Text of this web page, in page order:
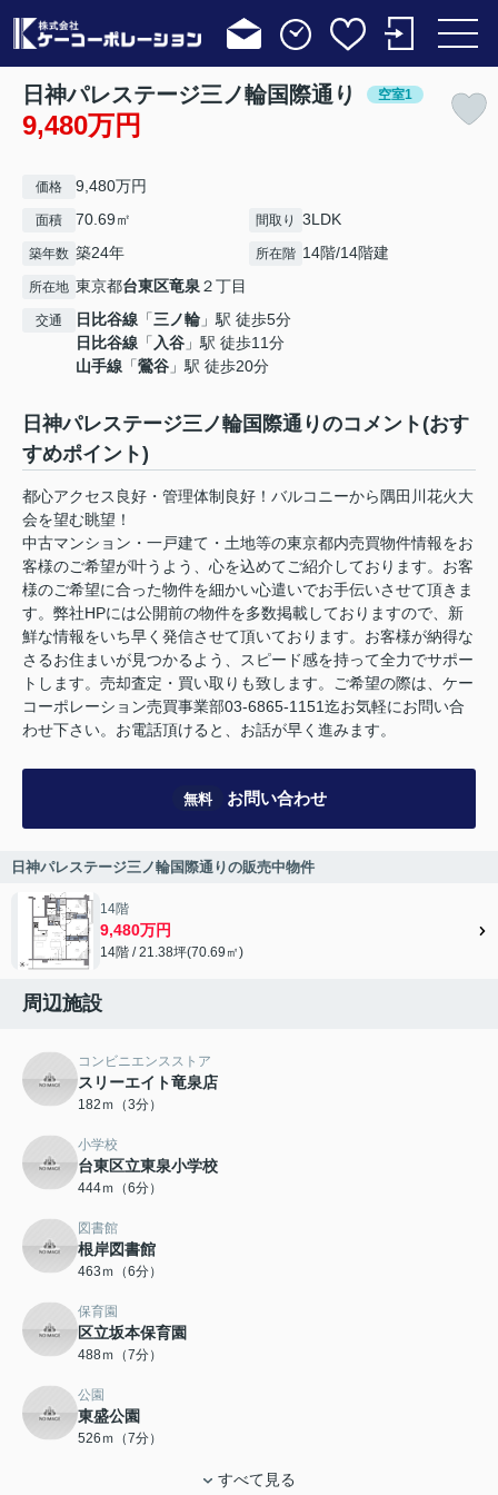
日神パレステージ三ノ輪国際通り 空室1
9,480万円
価格 9,480万円
面積 70.69㎡ 間取り 3LDK
築年数 築24年 所在階 14階/14階建
所在地 東京都台東区竜泉 ２丁目
交通 日比谷線 「三ノ輪 」駅 徒歩5分
日比谷線 「 入谷 」駅 徒歩11分
山手線 「鶯谷 」駅 徒歩20分
日神パレステージ三ノ輪国際通りのコメント(おす
すめポイント)
都心アクセス良好・管理体制良好！バルコニーから隅田川花火大
会を望む眺望！
中古マンション・一戸建て・土地等の東京都内売買物件情報をお
客様のご希望が叶うよう、心を込めてご紹介しております。お客
様のご希望に合った物件を細かい心遣いでお手伝いさせて頂きま
す。弊社HPには公開前の物件を多数掲載しておりますので、新
鮮な情報をいち早く発信させて頂いております。お客様が納得な
さるお住まいが見つかるよう、スピード感を持って全力でサポー
トします。売却査定・買い取りも致します。ご希望の際は、ケー
コーポレーション売買事業部03-6865-1151迄お気軽にお問い合
わせ下さい。お電話頂けると、お話が早く進みます。
無料 お問い合わせ
日神パレステージ三ノ輪国際通りの販売中物件
14階
9,480万円
14階 / 21.38坪(70.69㎡)
周辺施設
コンビニエンスストア
スリーエイト竜泉店
182ｍ（3分）
小学校
台東区立東泉小学校
444ｍ（6分）
図書館
根岸図書館
463ｍ（6分）
保育園
区立坂本保育園
488ｍ（7分）
公園
東盛公園
526ｍ（7分）
すべて見る